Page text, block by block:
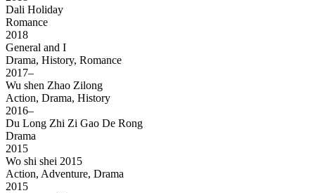
Dali Holiday
Romance
2018
General and I
Drama, History, Romance
2017–
Wu shen Zhao Zilong
Action, Drama, History
2016–
Du Long Zhi Zi Gao De Rong
Drama
2015
Wo shi shei 2015
Action, Adventure, Drama
2015